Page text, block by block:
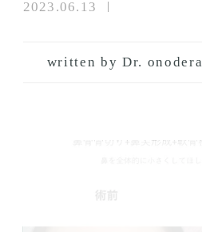
2023.06.13
written by Dr. onodera